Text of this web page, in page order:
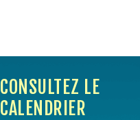
CONSULTEZ LE
CALENDRIER